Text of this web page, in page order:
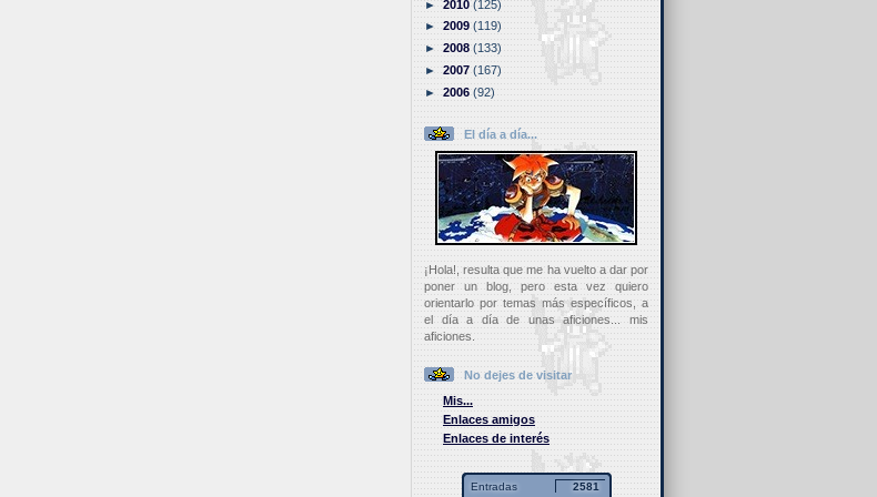
►2010(125)
►2009(119)
►2008(133)
►2007(167)
►2006(92)
El día a día...
¡Hola!, resulta que me ha vuelto a dar por
poner un blog, pero esta vez quiero
orientarlo por temas más específicos, a
el día a día de unas aficiones... mis
aficiones.
No dejes de visitar
Mis...
Enlaces amigos
Enlaces de interés
Entradas 2581